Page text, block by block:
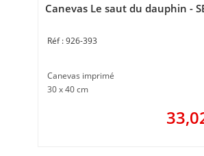
Canevas Le saut du dauphin -
926-393
Canevas imprimé
30 x 40 cm